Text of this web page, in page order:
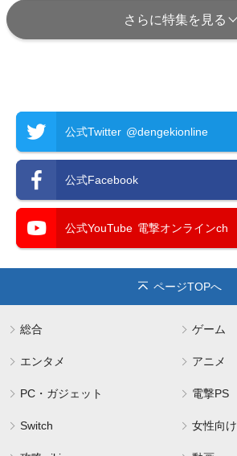
さらに特集を見る
公式Twitter @dengekionline
公式Facebook
公式YouTube 電撃オンラインch
ページTOPへ
総合 ゲーム
エンタメ アニメ
PC・ガジェット 電撃PS
Switch 女性向け